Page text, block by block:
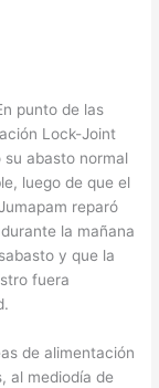
punto de las
Lock-Joint
abasto normal
luego de que el
reparó
la mañana
y que la
fuera
de alimentación
al mediodía de